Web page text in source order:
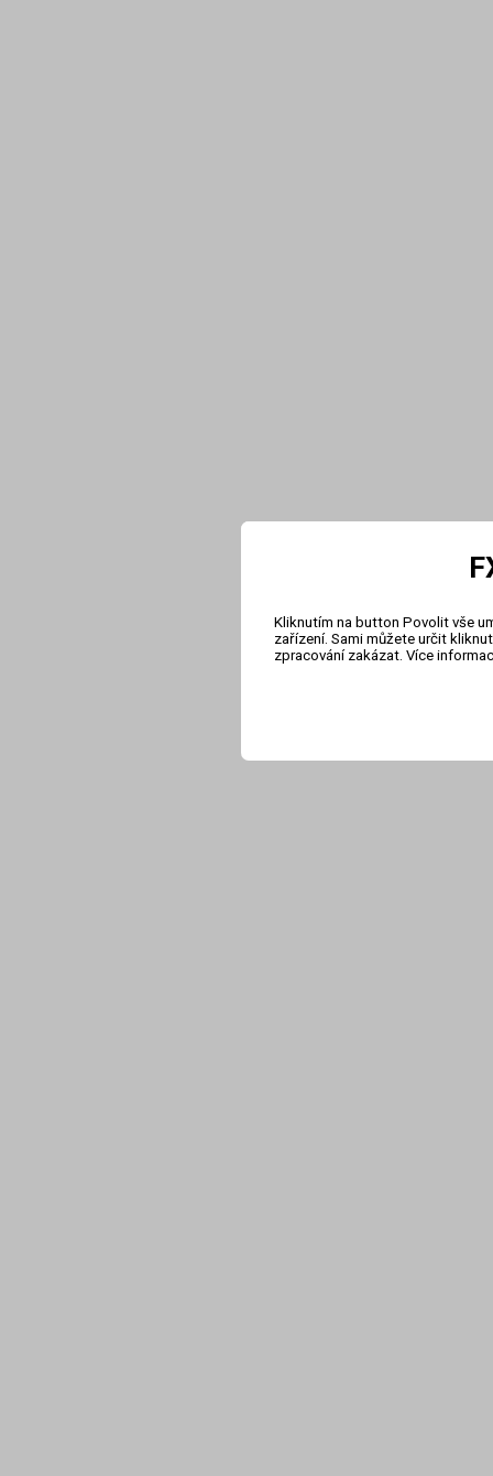
Kliknutím na button Povolit vše
zařízení. Sami můžete určit
zpracování zakázat. Více